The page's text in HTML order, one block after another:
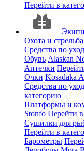
Перейти в
Охота и стрельба
Средства по
Обувь Alaskan
Аптечки
Очки Kosadaka
Средства по
категорию
Платформы и
Stonfo Перейти
Сушилки для
Перейти в
Барометры